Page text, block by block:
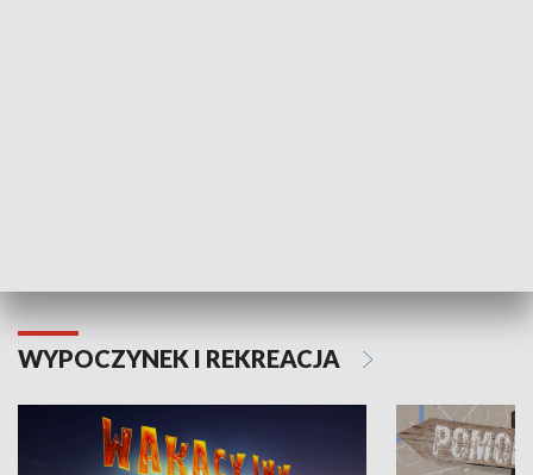
WYPOCZYNEK I REKREACJA